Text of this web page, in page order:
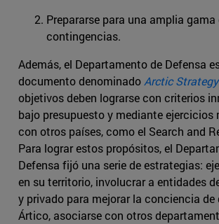
Prepararse para una amplia
contingencias.
Además, el Departamento de Defensa
documento denominado Arctic Strategy
objetivos deben lograrse con criterios
bajo presupuesto y mediante
con otros países, como el Search and
Para lograr estos propósitos, el
Defensa fijó una serie de estrategias:
en su territorio, involucrar a entidades
y privado para mejorar la conciencia de
Ártico, asociarse con otros